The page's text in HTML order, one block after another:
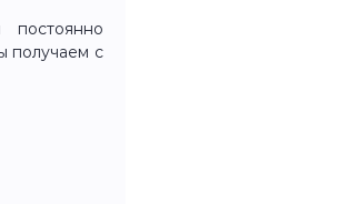
постоянно
получаем с